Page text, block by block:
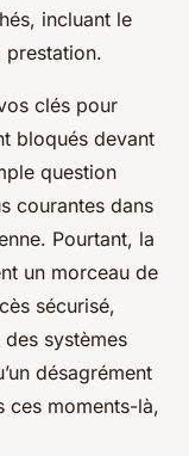
incluant le
prestation.
clés pour
bloqués devant
question
courantes dans
Pourtant, la
un morceau de
sécurisé,
systèmes
désagrément
ces moments-là,